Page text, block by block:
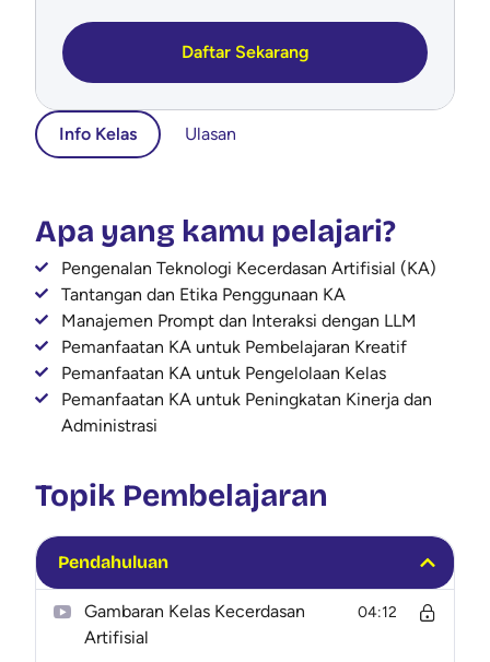
Daftar Sekarang
Info Kelas Ulasan
Apa yang kamu pelajari?
Pengenalan Teknologi Kecerdasan Artifisial (KA)
Tantangan dan Etika Penggunaan KA
Manajemen Prompt dan Interaksi dengan LLM
Pemanfaatan KA untuk Pembelajaran Kreatif
Pemanfaatan KA untuk Pengelolaan Kelas
Pemanfaatan KA untuk Peningkatan Kinerja dan
Administrasi
Topik Pembelajaran
Pendahuluan
Gambaran Kelas Kecerdasan
Artifisial
04:12